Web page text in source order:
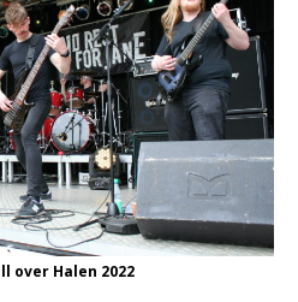
over Halen 2022